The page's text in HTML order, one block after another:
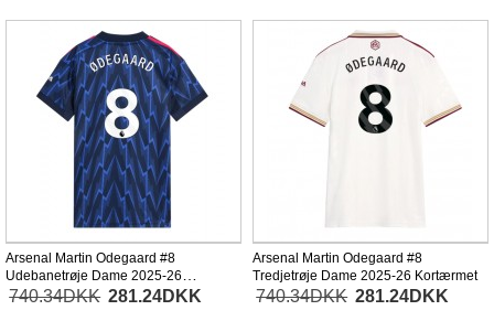
Arsenal Martin Odegaard #8
Udebanetrøje Dame 2025-26
Kortærmet
740.34DKK 281.24DKK
Arsenal Martin Odegaard #8
Tredjetrøje Dame 2025-26 Kortærmet
740.34DKK 281.24DKK